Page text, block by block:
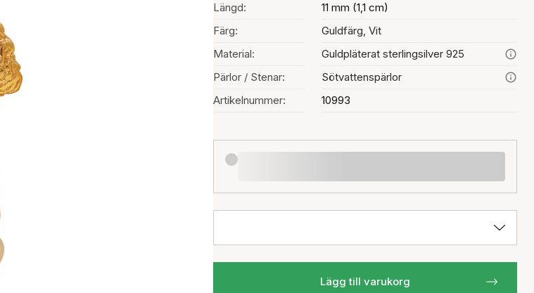
Längd:
11 mm (1,1 cm)
Färg:
Guldfärg, Vit
Material:
Guldpläterat sterlingsilver 925
Pärlor / Stenar:
Sötvattenspärlor
Artikelnummer:
10993
Lägg till varukorg